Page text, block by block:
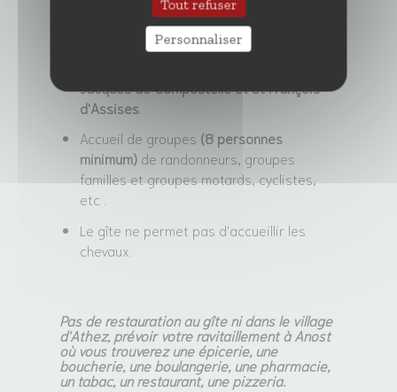
Jacques de Compostelle et St François
d'Assises
Accueil de groupes (8 personnes
minimum) de randonneurs, groupes
familles et groupes motards, cyclistes,
etc .
Le gîte ne permet pas d'accueillir les
chevaux.
Pas de restauration au gîte ni dans le village
d'Athez, prévoir votre ravitaillement à Anost
où vous trouverez une épicerie, une
boucherie, une boulangerie, une pharmacie,
un tabac, un restaurant, une pizzeria.
Tout refuser
Personnaliser